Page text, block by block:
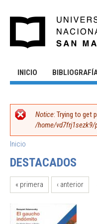
INICIO
MENSAJE DE
Notice: Trying to get
/home/vd7frj1sezk9/
SE ENCUENTRA USTED AQUÍ
Inicio
DESTACADOS
PÁGINAS
« primera ‹ anterior